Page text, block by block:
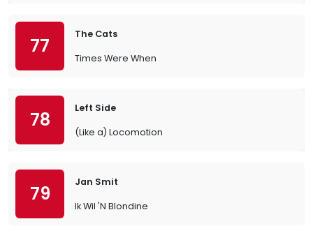
77
The Cats
Times Were When
78
Left Side
(Like a) Locomotion
79
Jan Smit
Ik Wil 'N Blondine